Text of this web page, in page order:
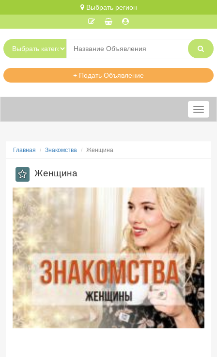
Выбрать регион
+ Подать Объявление
Меню
Главная Знакомства Женщина
Женщина